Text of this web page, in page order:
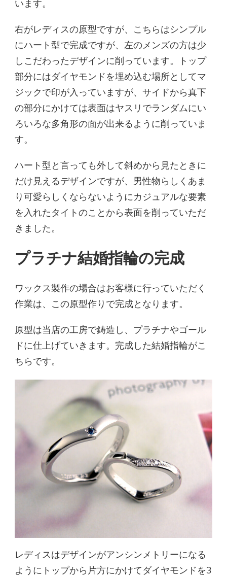
います。
右がレディスの原型ですが、こちらはシンプル
にハート型で完成ですが、左のメンズの方は少
しこだわったデザインに削っています。トップ
部分にはダイヤモンドを埋め込む場所としてマ
ジックで印が入っていますが、サイドから真下
の部分にかけては表面はヤスリでランダムにい
ろいろな多角形の面が出来るように削っていま
す。
ハート型と言っても外して斜めから見たときに
だけ見えるデザインですが、男性物らしくあま
り可愛らしくならないようにカジュアルな要素
を入れたタイトのことから表面を削っていただ
きました。
プラチナ結婚指輪の完成
ワックス製作の場合はお客様に行っていただく
作業は、この原型作りで完成となります。
原型は当店の工房で鋳造し、プラチナやゴール
ドに仕上げていきます。完成した結婚指輪がこ
ちらです。
レディスはデザインがアンシンメトリーになる
ようにトップから片方にかけてダイヤモンドを3